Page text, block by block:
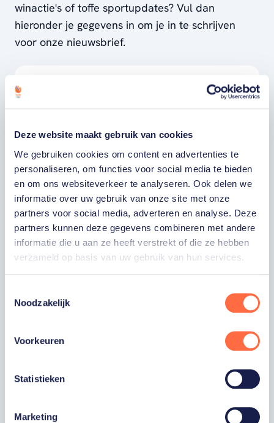
Deze website maakt gebruik van cookies
We gebruiken cookies om content en advertenties te
personaliseren, om functies voor social media te bieden
en om ons websiteverkeer te analyseren. Ook delen we
informatie over uw gebruik van onze site met onze
partners voor social media, adverteren en analyse. Deze
partners kunnen deze gegevens combineren met andere
informatie die u aan ze heeft verstrekt of die ze hebben
verzameld op basis van uw gebruik van hun services.
Noodzakelijk
Voorkeuren
Statistieken
Marketing
winactie's of toffe sportupdates? Vul dan
hieronder je gegevens in om je in te schrijven
voor onze nieuwsbrief.
ACHTERNAAM
E-MAILADRES
Ja, ik word fan van TeamNL en ontvang
graag gepersonaliseerd nieuws over
TeamNL, het TeamNL Huis, interviews, acties,
kortingen, voorrang op evenementen,
video’s en merchandise. Je kunt je op elk
moment uitschrijven. *
acties van onze commerciële partners en
moment uitschrijven.